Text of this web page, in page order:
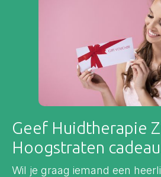
Geef Huidtherapie
Hoogstraten
Wil je graag iemand een